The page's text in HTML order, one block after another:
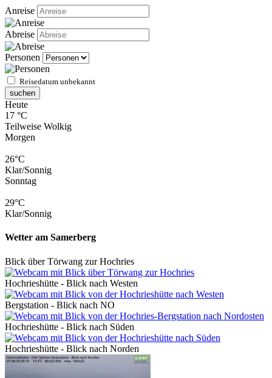
Anreise
Abreise
Personen
Reisedatum unbekannt
suchen
Heute
17 °C
Teilweise Wolkig
Morgen
26°C
Klar/Sonnig
Sonntag
29°C
Klar/Sonnig
Wetter am Samerberg
Blick über Törwang zur Hochries
Hochrieshütte - Blick nach Westen
Bergstation - Blick nach NO
Hochrieshütte - Blick nach Süden
Hochrieshütte - Blick nach Norden